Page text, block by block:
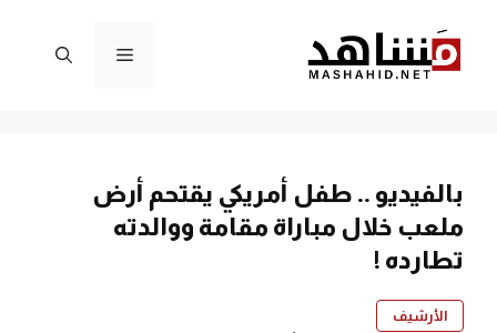
المحتوى
القائمة
بالفيديو .. طفل أمريكي يقتحم أرض
ملعب خلال مباراة مقامة ووالدته
تطارده !
الأرشيف